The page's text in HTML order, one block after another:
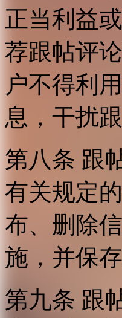
正当利益
荐跟帖评
户不得利
息，干扰
第八条 跟
有关规定
布、删除
施，并保
第九条 跟